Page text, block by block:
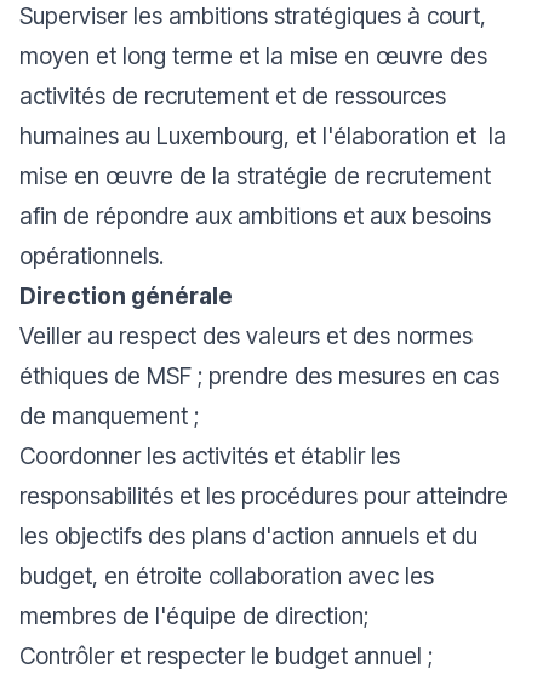
Superviser les ambitions stratégiques à court,
moyen et long terme et la mise en œuvre des
activités de recrutement et de ressources
humaines au Luxembourg, et l'élaboration et la
mise en œuvre de la stratégie de recrutement
afin de répondre aux ambitions et aux besoins
opérationnels.
Direction générale
Veiller au respect des valeurs et des normes
éthiques de MSF ; prendre des mesures en cas
de manquement ;
Coordonner les activités et établir les
responsabilités et les procédures pour atteindre
les objectifs des plans d'action annuels et du
budget, en étroite collaboration avec les
membres de l'équipe de direction;
Contrôler et respecter le budget annuel ;